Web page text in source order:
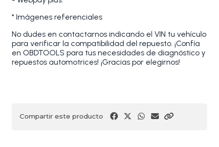
* Imágenes referenciales
No dudes en contactarnos indicando el VIN tu vehículo
para verificar la compatibilidad del repuesto. ¡Confía
en OBDTOOLS para tus necesidades de diagnóstico y
repuestos automotrices! ¡Gracias por elegirnos!
Compartir este producto